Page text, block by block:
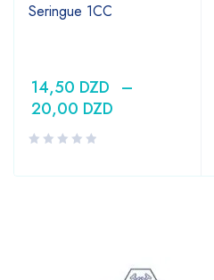
Seringue 1CC
14,50 DZD –
20,00 DZD